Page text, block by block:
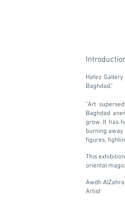
Hafez
Baghdad."
"Art
Baghdad
grow. It has
burning
figures,
This
oriental
Awdh
Artist